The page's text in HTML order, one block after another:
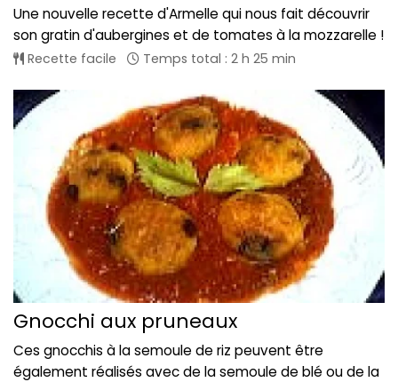
Une nouvelle recette d'Armelle qui nous fait découvrir
son gratin d'aubergines et de tomates à la mozzarelle !
Recette facile Temps total : 2 h 25 min
Gnocchi aux pruneaux
Ces gnocchis à la semoule de riz peuvent être
également réalisés avec de la semoule de blé ou de la